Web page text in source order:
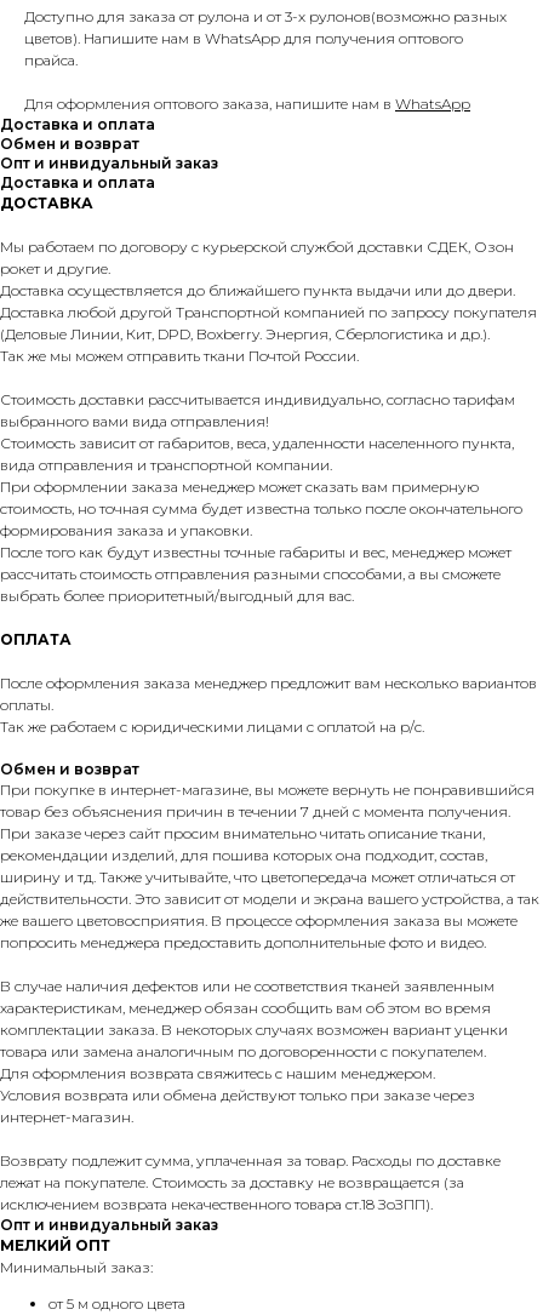
Доступно для заказа от рулона и от 3-х рулонов(возможно разных
цветов). Напишите нам в WhatsApp для получения оптового
прайса.
Для оформления оптового заказа, напишите нам в WhatsApp
Доставка и оплата
Обмен и возврат
Опт и инвидуальный заказ
Доставка и оплата
ДОСТАВКА
Мы работаем по договору с курьерской службой доставки СДЕК, Озон
рокет и другие.
Доставка осуществляется до ближайшего пункта выдачи или до двери.
Доставка любой другой Транспортной компанией по запросу покупателя
(Деловые Линии, Кит, DPD, Boxberry. Энергия, Сберлогистика и др.).
Так же мы можем отправить ткани Почтой России.
Стоимость доставки рассчитывается индивидуально, согласно тарифам
выбранного вами вида отправления!
Стоимость зависит от габаритов, веса, удаленности населенного пункта,
вида отправления и транспортной компании.
При оформлении заказа менеджер может сказать вам примерную
стоимость, но точная сумма будет известна только после окончательного
формирования заказа и упаковки.
После того как будут известны точные габариты и вес, менеджер может
рассчитать стоимость отправления разными способами, а вы сможете
выбрать более приоритетный/выгодный для вас.
ОПЛАТА
После оформления заказа менеджер предложит вам несколько вариантов
оплаты.
Так же работаем с юридическими лицами с оплатой на р/с.
Обмен и возврат
При покупке в интернет-магазине, вы можете вернуть не понравившийся
товар без объяснения причин в течении 7 дней с момента получения.
При заказе через сайт просим внимательно читать описание ткани,
рекомендации изделий, для пошива которых она подходит, состав,
ширину и тд. Также учитывайте, что цветопередача может отличаться от
действительности. Это зависит от модели и экрана вашего устройства, а так
же вашего цветовосприятия. В процессе оформления заказа вы можете
попросить менеджера предоставить дополнительные фото и видео.
В случае наличия дефектов или не соответствия тканей заявленным
характеристикам, менеджер обязан сообщить вам об этом во время
комплектации заказа. В некоторых случаях возможен вариант уценки
товара или замена аналогичным по договоренности с покупателем.
Для оформления возврата свяжитесь с нашим менеджером.
Условия возврата или обмена действуют только при заказе через
интернет-магазин.
Возврату подлежит сумма, уплаченная за товар. Расходы по доставке
лежат на покупателе. Стоимость за доставку не возвращается (за
исключением возврата некачественного товара ст.18 ЗоЗПП).
Опт и инвидуальный заказ
МЕЛКИЙ ОПТ
Минимальный заказ:
от 5 м одного цвета